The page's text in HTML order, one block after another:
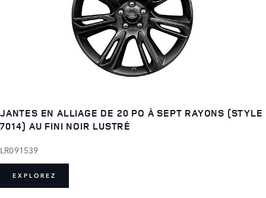
JANTES EN ALLIAGE DE 20 PO À SEPT RAYONS (STYLE
7014) AU FINI NOIR LUSTRÉ
LR091539
EXPLOREZ